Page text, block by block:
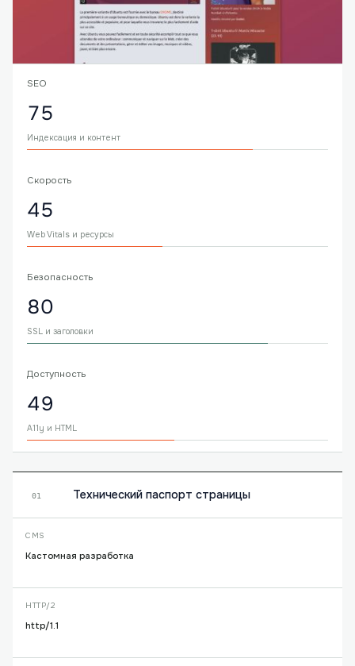
SEO
75
Индексация и контент
Скорость
45
Web Vitals и ресурсы
Безопасность
80
SSL и заголовки
Доступность
49
A11y и HTML
01 Технический паспорт страницы
CMS
Кастомная разработка
HTTP/2
http/1.1